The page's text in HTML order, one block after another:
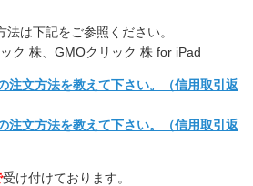
は下記をご参照ください。
ク 株、GMOクリック 株 for iPad
注文方法を教えて下さい。（信用取引返
注文方法を教えて下さい。（信用取引返
受け付けております。